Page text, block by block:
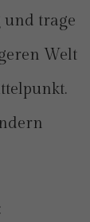
und trage
Welt